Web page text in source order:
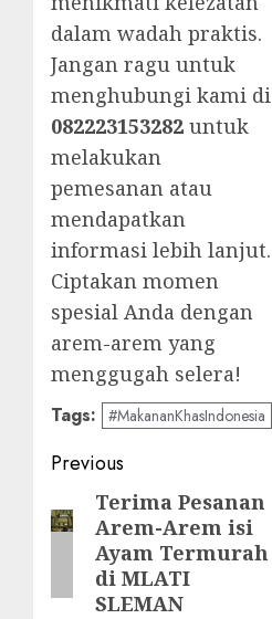
dalam wadah praktis.
Jangan ragu untuk
menghubungi kami di
082223153282 untuk
melakukan
pemesanan atau
mendapatkan
informasi lebih lanjut.
Ciptakan momen
spesial Anda dengan
arem-arem yang
menggugah selera!
Tags: #MakananKhasIndonesia
Post
navigation
Previous
Previous
post:
Terima Pesanan
Arem-Arem isi
Ayam Termurah
di MLATI
SLEMAN